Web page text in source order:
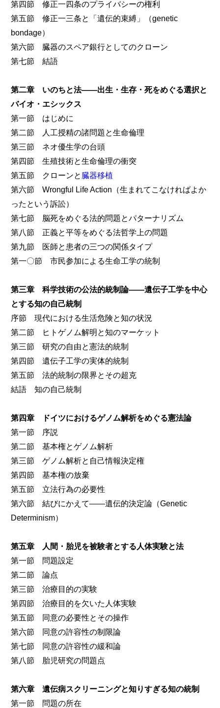
第四節 修正一四条のプライバシーの権利
第五節 修正一三条と「遺伝的束縛」（genetic
bondage）
第六節 臓器のスペア銀行としてのクローン
第七節 結語
第二章 いのちと法――出生・生存・死をめぐる選択と
バイオ・エシックス
第一節 はじめに
第二節 人工授精の諸問題と生命倫理
第三節 ネオ優生学の台頭
第四節 生殖技術と生命倫理の衝突
第五節 クローンと 臓器移植
第六節 Wrongful Life Action（生まれてこなければよか
ったという訴訟）
第七節 脳死をめぐる法的問題とパターナリズム
第八節 正義と平等をめぐる法哲学上の問題
第九節 医師と患者の三つの関係タイプ
第一〇節 市民参加による生命工学の統制
第三章 科学技術の公法的統制論――遺伝子工学を中心
とする知の自己統制
序節 現代における生活危険と知の状況
第二節 ヒトゲノム解明と知のマーケット
第三節 研究の自由と憲法的統制
第四節 遺伝子工学の実体的統制
第五節 法的統制の限界とその超克
結語 知の自己統制
第四章 ドイツにおけるゲノム解析をめぐる憲法論
第一節 序説
第二節 基本権とゲノム解析
第三節 ゲノム解析と自己情報決定権
第四節 基本権の放棄
第五節 立法行為の必要性
第六節 結びにかえて――遺伝的決定論（Genetic
Determinism）
第五章 人間・胎児を被験者とする人体実験と法
第一節 問題設定
第二節 論点
第三節 治療目的の実験
第四節 治療目的を欠いた人体実験
第五節 同意の必要性とその操作
第六節 同意の許容性の制限論
第七節 同意の許容性の緩和論
第八節 胎児研究の問題点
第六章 遺伝病スクリーニングと知りすぎる知の統制
第一節 問題の所在